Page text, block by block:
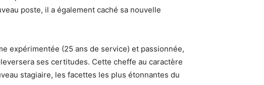
poste, il a également caché sa nouvelle
expérimentée (25 ans de service) et passionnée,
ses certitudes. Cette cheffe au caractère
stagiaire, les facettes les plus étonnantes du